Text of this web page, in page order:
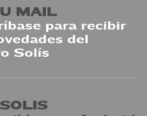
MAIL
para recibir
del
Solís